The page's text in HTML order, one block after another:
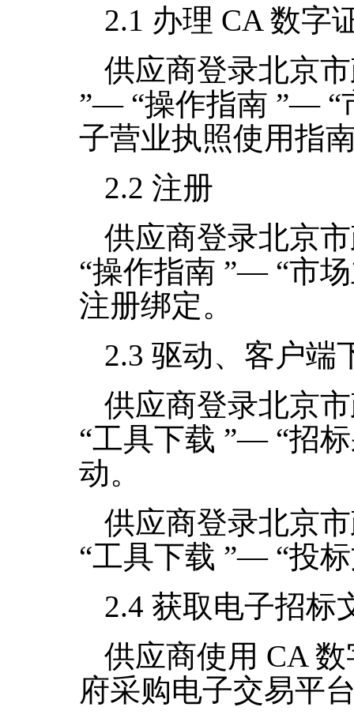
2.1 办理 CA 数字
供应商登录北京
”— “操作指南 ”— “
子营业执照使用指
2.2 注册
供应商登录北京
“操作指南 ”— “市
注册绑定。
2.3 驱动、客户端
供应商登录北京
“工具下载 ”— “招
动。
供应商登录北京
“工具下载 ”— “投
2.4 获取电子招标
供应商使用 CA 数
府采购电子交易平